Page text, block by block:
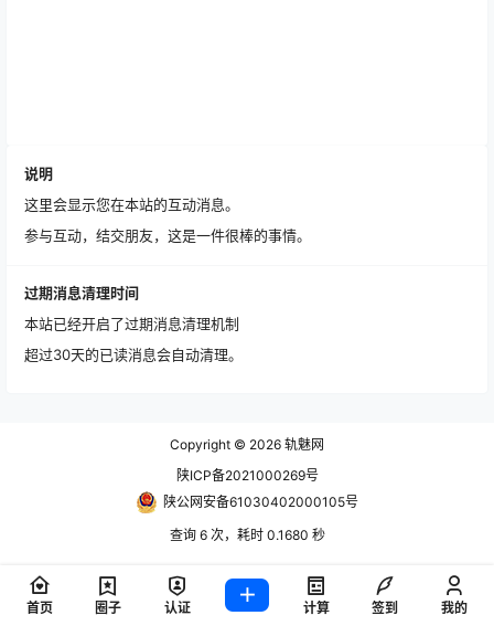
说明
这里会显示您在本站的互动消息。
参与互动，结交朋友，这是一件很棒的事情。
过期消息清理时间
本站已经开启了过期消息清理机制
超过30天的已读消息会自动清理。
Copyright © 2026 轨魅网
陕ICP备2021000269号
陕公网安备61030402000105号
查询 6 次，耗时 0.1680 秒
首页 圈子 认证 计算 签到 我的